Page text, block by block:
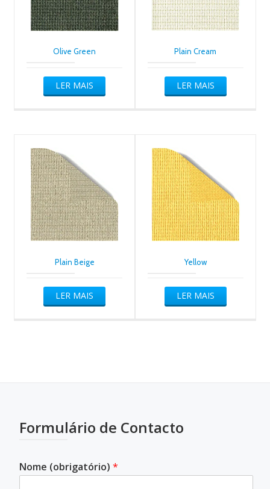
Olive Green
LER MAIS
Plain Cream
LER MAIS
Plain Beige
LER MAIS
Yellow
LER MAIS
Formulário de Contacto
Nome (obrigatório) *